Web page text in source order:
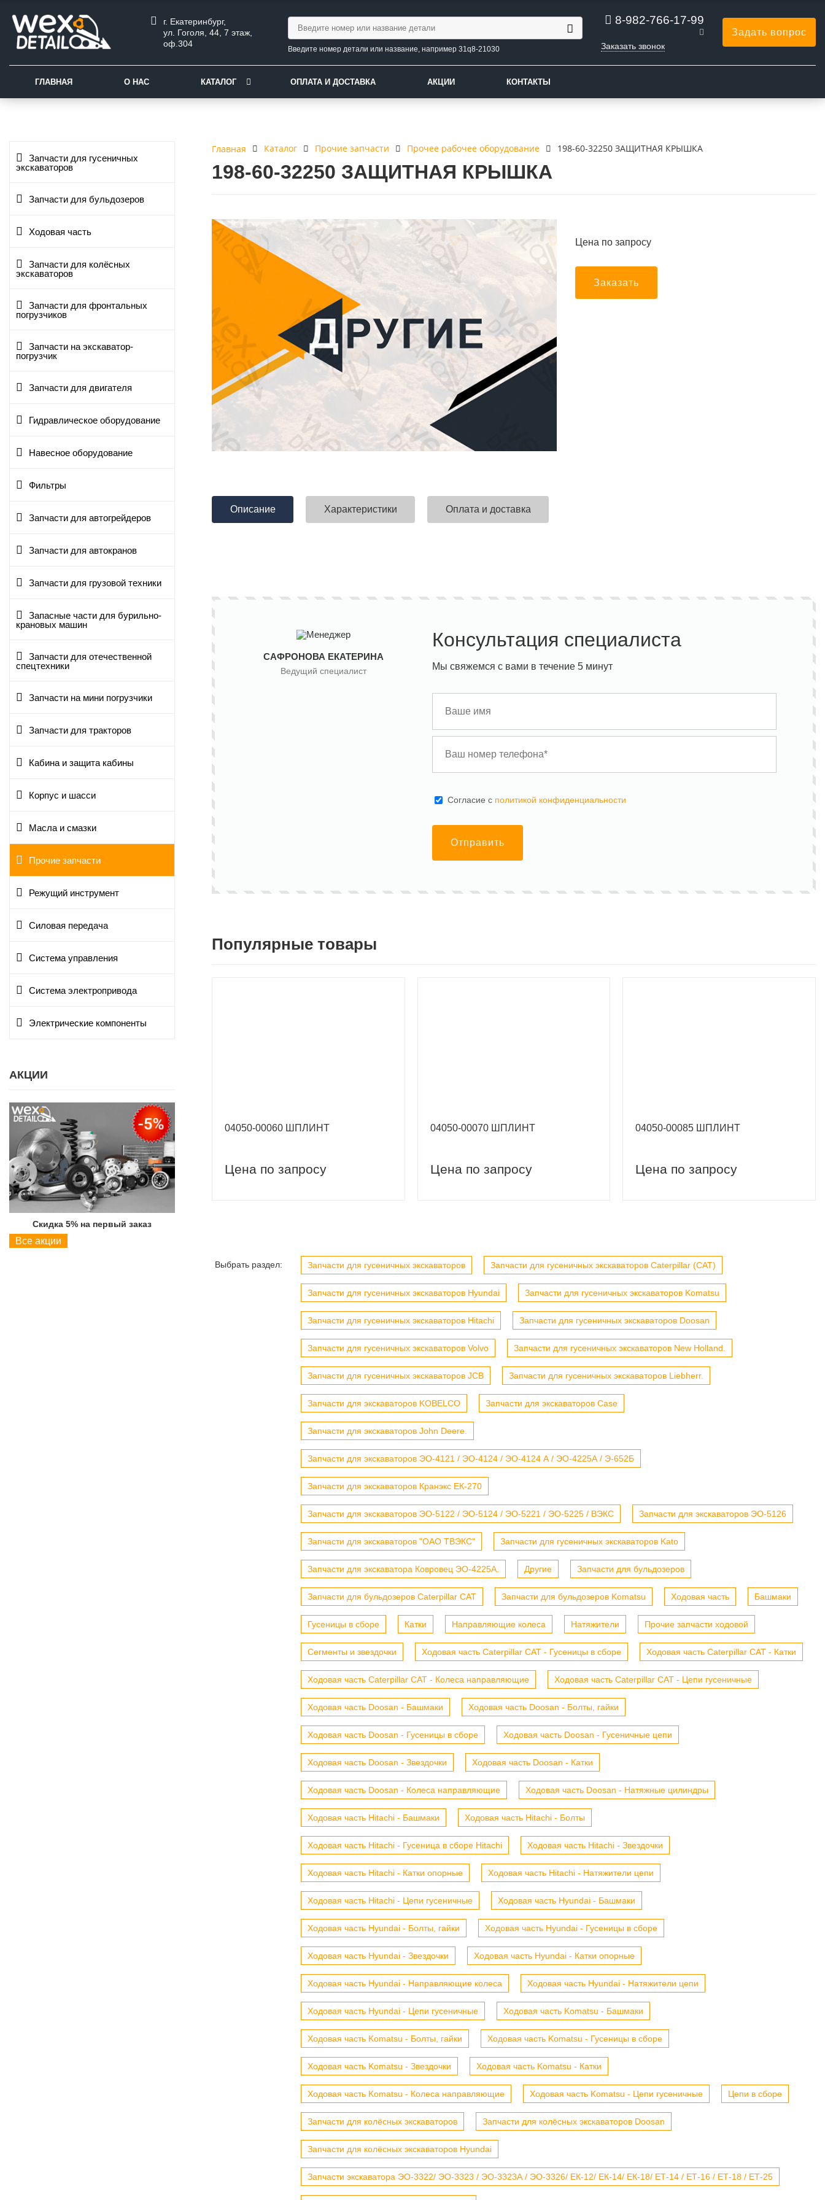
г. Екатеринбург,
ул. Гоголя, 44, 7 этаж,
оф.304
Введите номер детали или название, например 31q8-21030
8-982-766-17-99
Заказать звонок
Задать вопрос
ГЛАВНАЯ О НАС КАТАЛОГ ОПЛАТА И ДОСТАВКА АКЦИИ КОНТАКТЫ
Запчасти для гусеничных
экскаваторов
Запчасти для бульдозеров
Ходовая часть
Запчасти для колёсных
экскаваторов
Запчасти для фронтальных
погрузчиков
Запчасти на экскаватор-
погрузчик
Запчасти для двигателя
Гидравлическое оборудование
Навесное оборудование
Фильтры
Запчасти для автогрейдеров
Запчасти для автокранов
Запчасти для грузовой техники
Запасные части для бурильно-
крановых машин
Запчасти для отечественной
спецтехники
Запчасти на мини погрузчики
Запчасти для тракторов
Кабина и защита кабины
Корпус и шасси
Масла и смазки
Прочие запчасти
Режущий инструмент
Силовая передача
Система управления
Система электропривода
Электрические компоненты
АКЦИИ
Скидка 5% на первый заказ
Все акции
Главная Каталог Прочие запчасти Прочее рабочее оборудование 198-60-32250 ЗАЩИТНАЯ КРЫШКА
198-60-32250 ЗАЩИТНАЯ КРЫШКА
Цена по запросу
Заказать
Описание Характеристики Оплата и доставка
САФРОНОВА ЕКАТЕРИНА
Ведущий специалист
Консультация специалиста
Мы свяжемся с вами в течение 5 минут
Cогласие с политикой конфиденциальности
Отправить
Популярные товары
04050-00060 ШПЛИНТ
Цена по запросу
04050-00070 ШПЛИНТ
Цена по запросу
04050-00085 ШПЛИНТ
Цена по запросу
Выбрать раздел: Запчасти для гусеничных экскаваторов Запчасти для гусеничных экскаваторов Caterpillar (CAT)
Запчасти для гусеничных экскаваторов Hyundai Запчасти для гусеничных экскаваторов Komatsu
Запчасти для гусеничных экскаваторов Hitachi Запчасти для гусеничных экскаваторов Doosan
Запчасти для гусеничных экскаваторов Volvo Запчасти для гусеничных экскаваторов New Holland.
Запчасти для гусеничных экскаваторов JCB Запчасти для гусеничных экскаваторов Liebherr.
Запчасти для экскаваторов KOBELCO Запчасти для экскаваторов Case
Запчасти для экскаваторов John Deere.
Запчасти для экскаваторов ЭО-4121 / ЭО-4124 / ЭО-4124 А / ЭО-4225А / Э-652Б
Запчасти для экскаваторов Кранэкс ЕК-270
Запчасти для экскаваторов ЭО-5122 / ЭО-5124 / ЭО-5221 / ЭО-5225 / ВЭКС Запчасти для экскаваторов ЭО-5126
Запчасти для экскаваторов "ОАО ТВЭКС" Запчасти для гусеничных экскаваторов Kato
Запчасти для экскаватора Ковровец ЭО-4225А. Другие Запчасти для бульдозеров
Запчасти для бульдозеров Caterpillar CAT Запчасти для бульдозеров Komatsu Ходовая часть Башмаки
Гусеницы в сборе Катки Направляющие колеса Натяжители Прочие запчасти ходовой
Сегменты и звездочки Ходовая часть Caterpillar CAT - Гусеницы в сборе Ходовая часть Caterpillar CAT - Катки
Ходовая часть Caterpillar CAT - Колеса направляющие Ходовая часть Caterpillar CAT - Цепи гусеничные
Ходовая часть Doosan - Башмаки Ходовая часть Doosan - Болты, гайки
Ходовая часть Doosan - Гусеницы в сборе Ходовая часть Doosan - Гусеничные цепи
Ходовая часть Doosan - Звездочки Ходовая часть Doosan - Катки
Ходовая часть Doosan - Колеса направляющие Ходовая часть Doosan - Натяжные цилиндры
Ходовая часть Hitachi - Башмаки Ходовая часть Hitachi - Болты
Ходовая часть Hitachi - Гусеница в сборе Hitachi Ходовая часть Hitachi - Звездочки
Ходовая часть Hitachi - Катки опорные Ходовая часть Hitachi - Натяжители цепи
Ходовая часть Hitachi - Цепи гусеничные Ходовая часть Hyundai - Башмаки
Ходовая часть Hyundai - Болты, гайки Ходовая часть Hyundai - Гусеницы в сборе
Ходовая часть Hyundai - Звездочки Ходовая часть Hyundai - Катки опорные
Ходовая часть Hyundai - Направляющие колеса Ходовая часть Hyundai - Натяжители цепи
Ходовая часть Hyundai - Цепи гусеничные Ходовая часть Komatsu - Башмаки
Ходовая часть Komatsu - Болты, гайки Ходовая часть Komatsu - Гусеницы в сборе
Ходовая часть Komatsu - Звездочки Ходовая часть Komatsu - Катки
Ходовая часть Komatsu - Колеса направляющие Ходовая часть Komatsu - Цепи гусеничные Цепи в сборе
Запчасти для колёсных экскаваторов Запчасти для колёсных экскаваторов Doosan
Запчасти для колёсных экскаваторов Hyundai
Запчасти экскаватора ЭО-3322/ ЭО-3323 / ЭО-3323А / ЭО-3326/ ЕК-12/ ЕК-14/ ЕК-18/ ЕТ-14 / ЕТ-16 / ЕТ-18 / ЕТ-25